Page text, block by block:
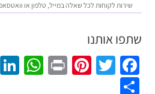
שירות לקוחות לכל שאלה במייל, טלפון או
שתפו אותנו
Facebook
Twitter
Pinterest
Print